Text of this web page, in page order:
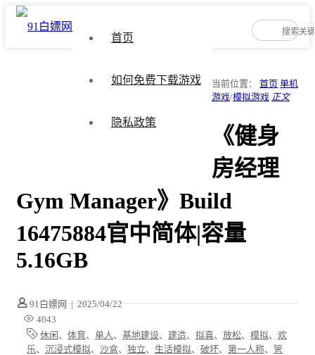
首页
如何免费下载游戏
隐私政策
当前位置： 首页 单机
游戏/模拟游戏 正文
《健身
房经理
Gym Manager》Build
16475884官中简体|容量
5.16GB
91白嫖网 | 2025/04/22
4043
休闲 、 体育、 单人 、 基地建设、 建造、 拟真、 放松、 模拟、 欢
乐、 沉浸式模拟、 沙盒、 独立、 生活模拟、 破坏、 第一人称、 管